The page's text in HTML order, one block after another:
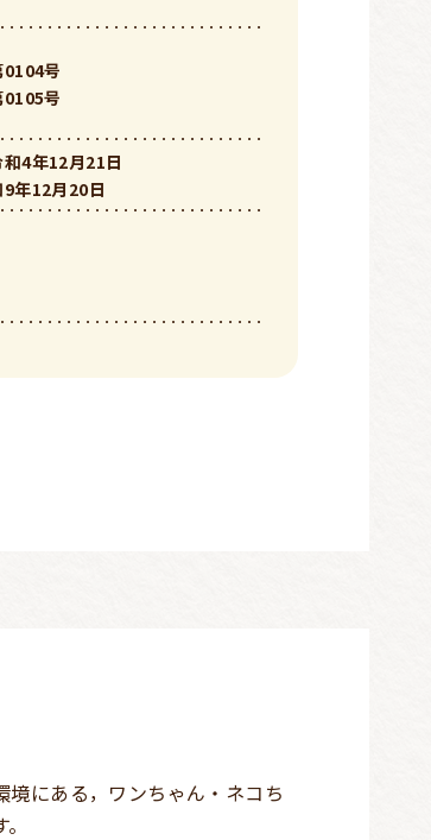
号
号
4年12月21日
年12月20日
にある，ワンちゃん・ネコち